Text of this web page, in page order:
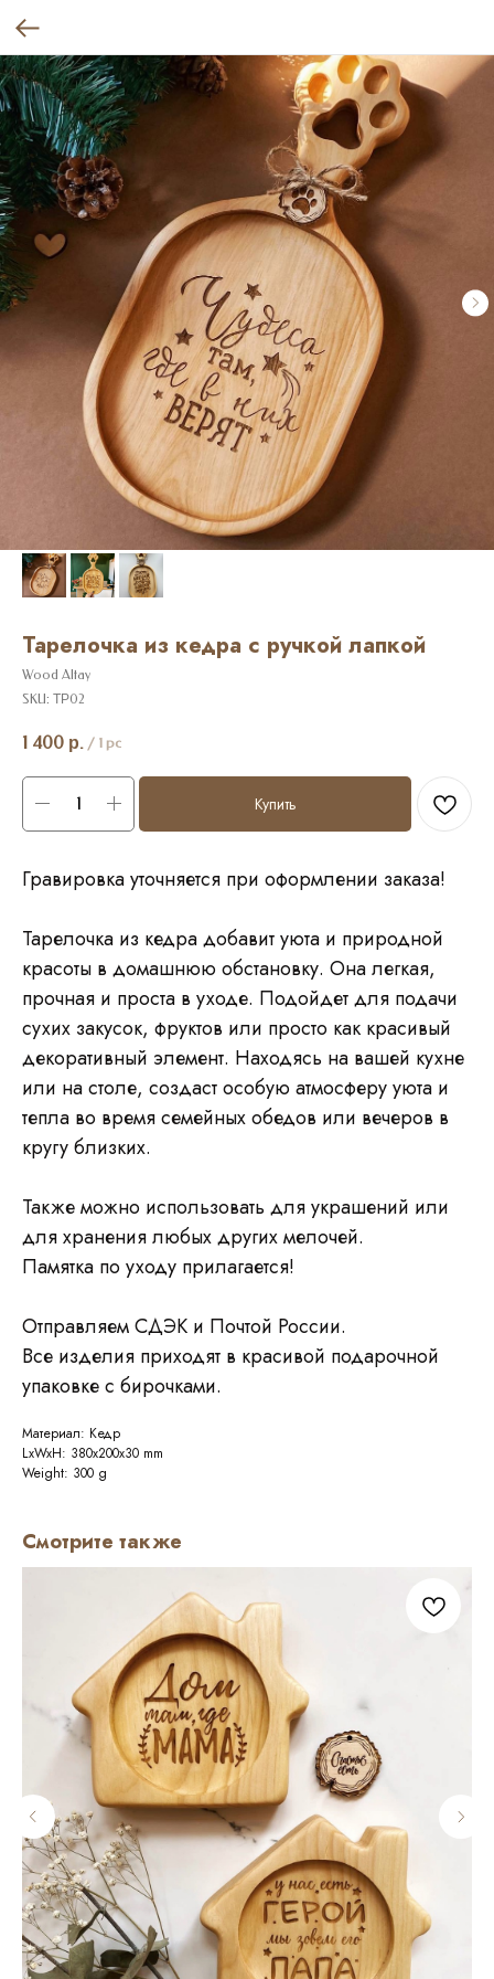
Тарелочка из кедра с ручкой лапкой
Wood Altay
SKU: ТР02
1 400 р. / 1 pc
Купить
Гравировка уточняется при оформлении заказа!
Тарелочка из кедра добавит уюта и природной
красоты в домашнюю обстановку. Она легкая,
прочная и проста в уходе. Подойдет для подачи
сухих закусок, фруктов или просто как красивый
декоративный элемент. Находясь на вашей кухне
или на столе, создаст особую атмосферу уюта и
тепла во время семейных обедов или вечеров в
кругу близких.
Также можно использовать для украшений или
для хранения любых других мелочей.
Памятка по уходу прилагается!
Отправляем СДЭК и Почтой России.
Все изделия приходят в красивой подарочной
упаковке с бирочками.
Материал: Кедр
LxWxH: 380x200x30 mm
Weight: 300 g
Смотрите также